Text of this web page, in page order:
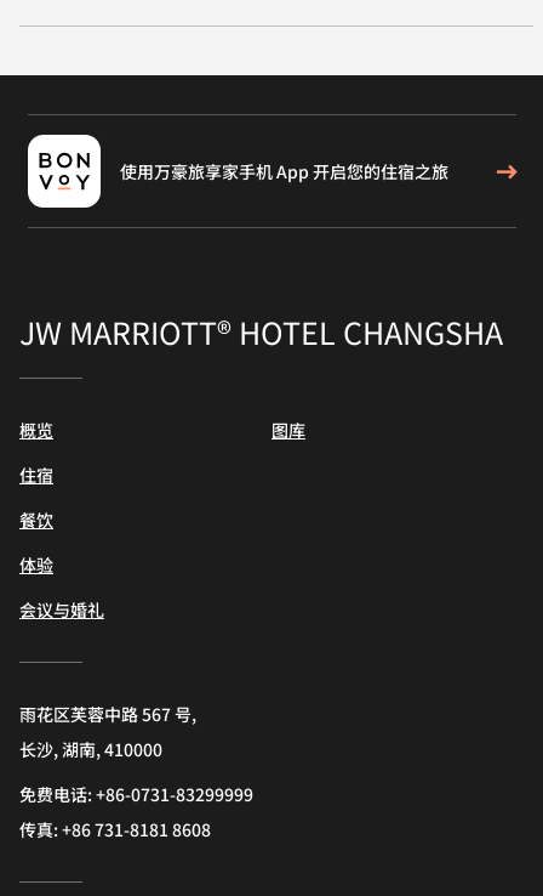
使用万豪旅享家手机 App 开启您的住宿之旅
JW MARRIOTT® HOTEL CHANGSHA
概览
住宿
餐饮
体验
会议与婚礼
图库
雨花区芙蓉中路 567 号,
长沙, 湖南, 410000
免费电话:+86-0731-83299999
传真:+86 731-8181 8608